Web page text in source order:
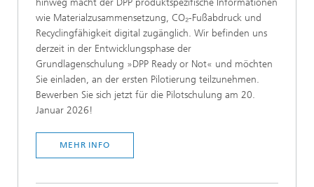
hinweg macht der DPP produktspezifische Informationen
wie Materialzusammensetzung, CO₂-Fußabdruck und
Recyclingfähigkeit digital zugänglich. Wir befinden uns
derzeit in der Entwicklungsphase der
Grundlagenschulung »DPP Ready or Not« und möchten
Sie einladen, an der ersten Pilotierung teilzunehmen.
Bewerben Sie sich jetzt für die Pilotschulung am 20.
Januar 2026!
MEHR INFO